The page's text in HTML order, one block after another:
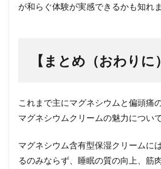
が和らぐ体験が実感できるかも知れま
【まとめ（おわりに
これまで主にマグネシウムと偏頭痛
マグネシウムクリームの魅力につい
マグネシウム含有型保湿クリームに
るのみならず、睡眠の質の向上、筋